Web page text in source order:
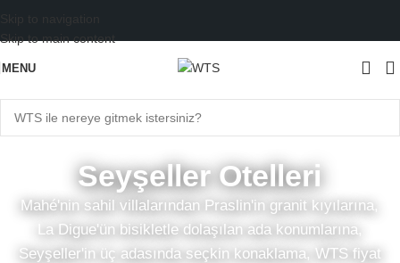
Skip to main content
MENU
Seyşeller Otelleri
Mahé'nin sahil villalarından Praslin'in granit kıyılarına,
La Digue'ün bisikletle dolaşılan ada konumlarına,
Seyşeller'in üç adasında seçkin konaklama, WTS fiyat